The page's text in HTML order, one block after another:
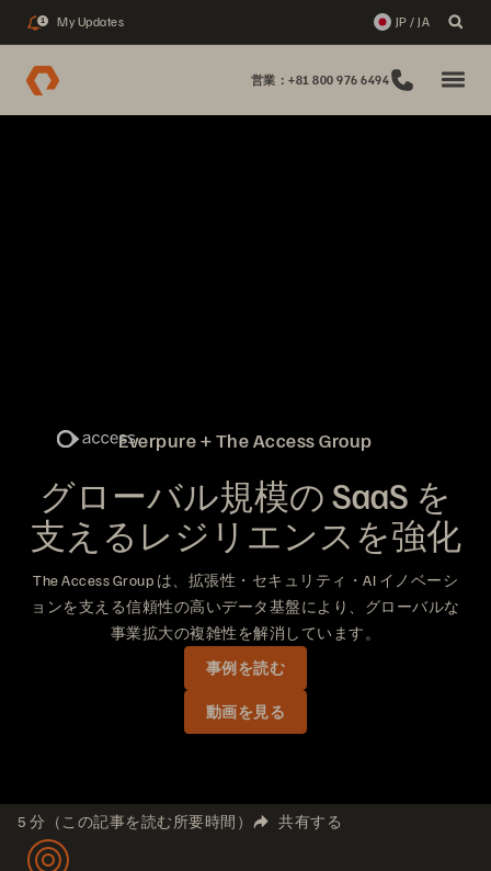
1 My Updates JP / JA
営業：+81 800 976 6494
Everpure + The Access Group
グローバル規模の SaaS を
支えるレジリエンスを強化
The Access Group は、拡張性・セキュリティ・AI イノベーシ
ョンを支える信頼性の高いデータ基盤により、グローバルな
事業拡大の複雑性を解消しています。
事例を読む
動画を見る
5 分（この記事を読む所要時間） 共有する